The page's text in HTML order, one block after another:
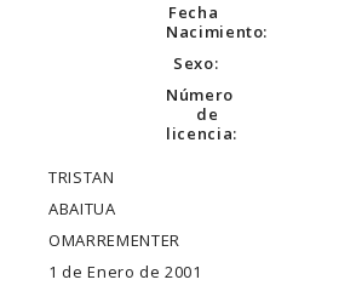
Fecha
Nacimiento:
Sexo:
Número
de
licencia:
TRISTAN
ABAITUA
OMARREMENTER
1 de Enero de 2001